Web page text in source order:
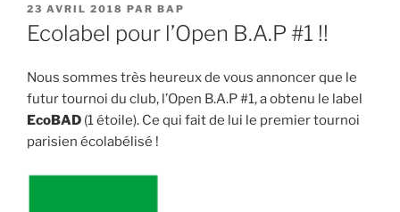
PUBLIÉ
LE
23 AVRIL 2018 PAR BAP
Ecolabel pour l’Open B.A.P #1 !!
Nous sommes très heureux de vous annoncer que le
futur tournoi du club, l’Open B.A.P #1, a obtenu le label
EcoBAD (1 étoile). Ce qui fait de lui le premier tournoi
parisien écolabélisé !